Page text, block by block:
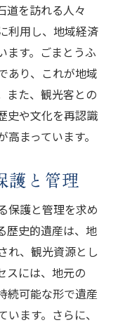
道を訪れる人々
利用し、地域経済
ます。ごまとうふ
あり、これが地域
また、観光客との
史や文化を再認識
まっています。
護と管理
保護と管理を求め
歴史的遺産は、地
れ、観光資源とし
スには、地元の
続可能な形で遺産
ます。さらに、